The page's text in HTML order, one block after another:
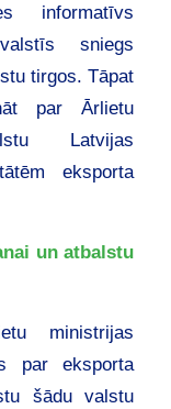
informatīvs
sniegs
tirgos. Tāpat
par Ārlietu
Latvijas
eksporta
un atbalstu
ministrijas
par eksporta
šādu valstu